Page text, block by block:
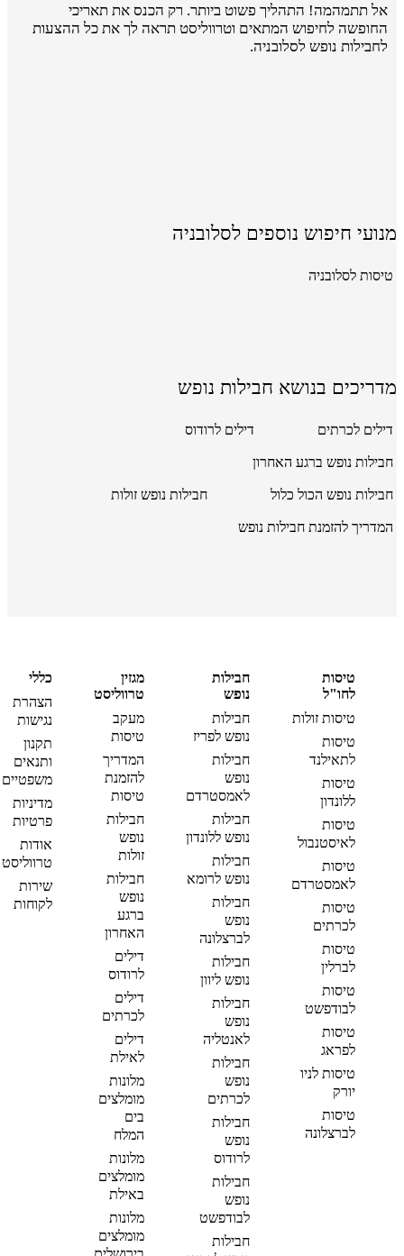
אל תתמהמה! התהליך פשוט ביותר. רק הכנס את תאריכי
החופשה לחיפוש המתאים וטרווליסט תראה לך את כל ההצעות
לחבילות נופש לסלובניה.
מנועי חיפוש נוספים לסלובניה
טיסות לסלובניה
מדריכים בנושא חבילות נופש
דילים לכרתים דילים לרודוס
חבילות נופש ברגע האחרון
חבילות נופש הכול כלול חבילות נופש זולות
המדריך להזמנת חבילות נופש
טיסות
לחו"ל
טיסות זולות
טיסות
לתאילנד
טיסות
ללונדון
טיסות
לאיסטנבול
טיסות
לאמסטרדם
טיסות
לכרתים
טיסות
לברלין
טיסות
לבודפשט
טיסות
לפראג
טיסות לניו
יורק
טיסות
לברצלונה
חבילות
נופש
חבילות
נופש לפריז
חבילות
נופש
לאמסטרדם
חבילות
נופש ללונדון
חבילות
נופש לרומא
חבילות
נופש
לברצלונה
חבילות
נופש ליוון
חבילות
נופש
לאנטליה
חבילות
נופש
לכרתים
חבילות
נופש
לרודוס
חבילות
נופש
לבודפשט
חבילות
מגזין
טרווליסט
מעקב
טיסות
המדריך
להזמנת
טיסות
חבילות
נופש
זולות
חבילות
נופש
ברגע
האחרון
דילים
לרודוס
דילים
לכרתים
דילים
לאילת
מלונות
מומלצים
בים
המלח
מלונות
מומלצים
באילת
מלונות
מומלצים
כללי
הצהרת
נגישות
תקנון
ותנאים
משפטיים
מדיניות
פרטיות
אודות
טרווליסט
שירות
לקוחות